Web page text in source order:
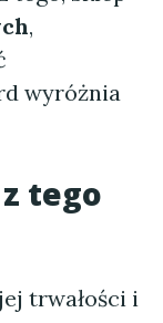
,
wyróżnia
tego
trwałości i